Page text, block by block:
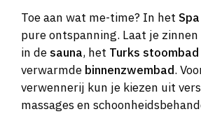
Toe aan wat me-time? In het
pure ontspanning. Laat je
in de sauna, het Turks stoombad
verwarmde binnenzwembad.
verwennerij kun je kiezen uit
massages en